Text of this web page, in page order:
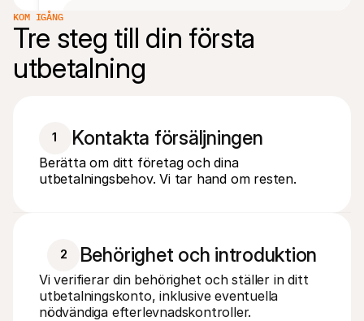
koen.mulder@mollie.com
KOM IGÅNG
Tre steg till din första
utbetalning
1 Kontakta försäljningen
Berätta om ditt företag och dina
utbetalningsbehov. Vi tar hand om resten.
2 Behörighet och introduktion
Vi verifierar din behörighet och ställer in ditt
utbetalningskonto, inklusive eventuella
nödvändiga efterlevnadskontroller.